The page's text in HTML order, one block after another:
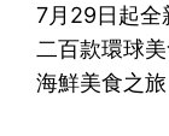
7月29日起全
二百款環球
海鮮美食之